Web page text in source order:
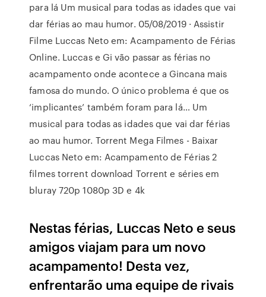
para lá Um musical para todas as idades que vai
dar férias ao mau humor. 05/08/2019 · Assistir
Filme Luccas Neto em: Acampamento de Férias
Online. Luccas e Gi vão passar as férias no
acampamento onde acontece a Gincana mais
famosa do mundo. O único problema é que os
‘implicantes’ também foram para lá… Um
musical para todas as idades que vai dar férias
ao mau humor. Torrent Mega Filmes - Baixar
Luccas Neto em: Acampamento de Férias 2
filmes torrent download Torrent e séries em
bluray 720p 1080p 3D e 4k
Nestas férias, Luccas Neto e seus
amigos viajam para um novo
acampamento! Desta vez,
enfrentarão uma equipe de rivais